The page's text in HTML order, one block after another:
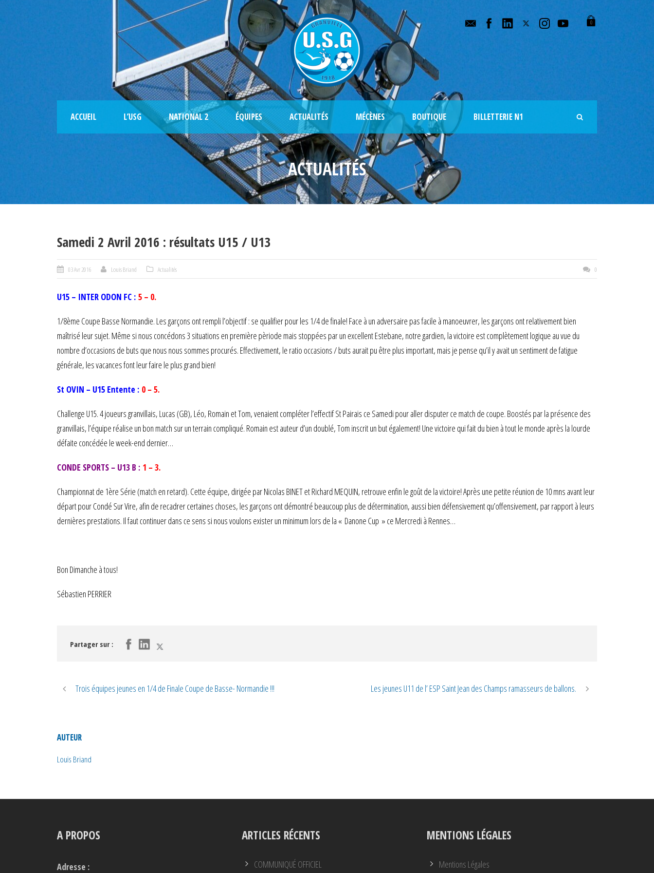
0
ACCUEIL L’USG NATIONAL 2 ÉQUIPES ACTUALITÉS MÉCÈNES BOUTIQUE BILLETTERIE N1
ACTUALITÉS
Samedi 2 Avril 2016 : résultats U15 / U13
03 Avr 2016 Louis Briand Actualités 0
U15 – INTER ODON FC : 5 – 0.
1/8ème Coupe Basse Normandie. Les garçons ont rempli l’objectif : se qualifier pour les 1/4 de finale! Face à un adversaire pas facile à manoeuvrer, les garçons ont relativement bien
maîtrisé leur sujet. Même si nous concédons 3 situations en première pèriode mais stoppées par un excellent Estebane, notre gardien, la victoire est complètement logique au vue du
nombre d’occasions de buts que nous nous sommes procurés. Effectivement, le ratio occasions / buts aurait pu être plus important, mais je pense qu’il y avait un sentiment de fatigue
générale, les vacances font leur faire le plus grand bien!
St OVIN – U15 Entente : 0 – 5.
Challenge U15. 4 joueurs granvillais, Lucas (GB), Léo, Romain et Tom, venaient compléter l’effectif St Pairais ce Samedi pour aller disputer ce match de coupe. Boostés par la présence des
granvillais, l’équipe réalise un bon match sur un terrain compliqué. Romain est auteur d’un doublé, Tom inscrit un but également! Une victoire qui fait du bien à tout le monde après la lourde
défaite concédée le week-end dernier…
CONDE SPORTS – U13 B : 1 – 3.
Championnat de 1ère Série (match en retard). Cette équipe, dirigée par Nicolas BINET et Richard MEQUIN, retrouve enfin le goût de la victoire! Après une petite réunion de 10 mns avant leur
départ pour Condé Sur Vire, afin de recadrer certaines choses, les garçons ont démontré beaucoup plus de détermination, aussi bien défensivement qu’offensivement, par rapport à leurs
dernières prestations. Il faut continuer dans ce sens si nous voulons exister un minimum lors de la « Danone Cup » ce Mercredi à Rennes…
Bon Dimanche à tous!
Sébastien PERRIER
Partager sur :
Trois équipes jeunes en 1/4 de Finale Coupe de Basse- Normandie !!! Les jeunes U11 de l’ ESP Saint Jean des Champs ramasseurs de ballons.
AUTEUR
Louis Briand
A PROPOS
Adresse :
ARTICLES RÉCENTS
COMMUNIQUÉ OFFICIEL
MENTIONS LÉGALES
Mentions Légales